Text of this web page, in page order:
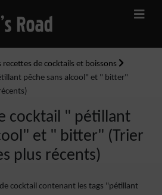
recettes de cocktails et boissons
pêche sans alcool" et " bitter"
cocktail " pétillant
et " bitter" (Trier
plus récents)
cocktail contenant les tags "pétillant